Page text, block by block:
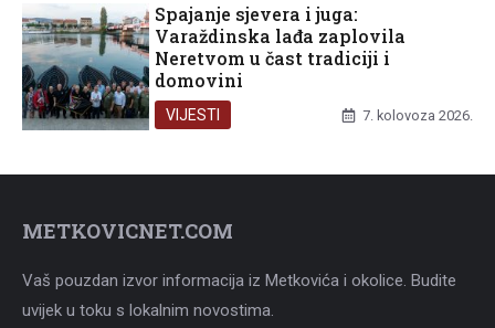
Spajanje sjevera i juga:
Varaždinska lađa zaplovila
Neretvom u čast tradiciji i
domovini
VIJESTI 7. kolovoza 2026.
METKOVICNET.COM
Vaš pouzdan izvor informacija iz Metkovića i okolice. Budite
uvijek u toku s lokalnim novostima.